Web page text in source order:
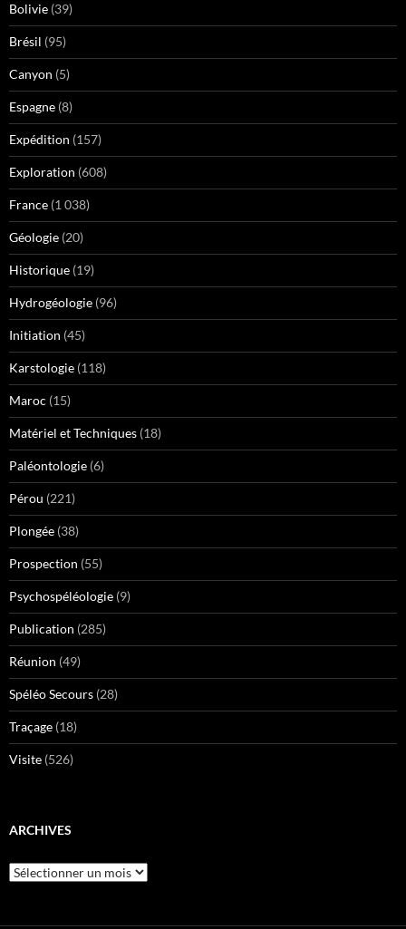
Bolivie (39)
Brésil (95)
Canyon (5)
Espagne (8)
Expédition (157)
Exploration (608)
France (1 038)
Géologie (20)
Historique (19)
Hydrogéologie (96)
Initiation (45)
Karstologie (118)
Maroc (15)
Matériel et Techniques (18)
Paléontologie (6)
Pérou (221)
Plongée (38)
Prospection (55)
Psychospéléologie (9)
Publication (285)
Réunion (49)
Spéléo Secours (28)
Traçage (18)
Visite (526)
ARCHIVES
Archives